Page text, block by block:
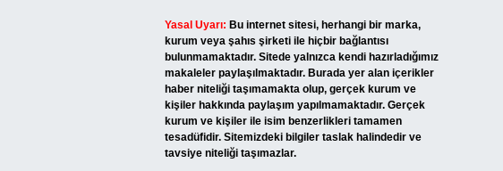
Yasal Uyarı: Bu internet sitesi, herhangi bir marka,
kurum veya şahıs şirketi ile hiçbir bağlantısı
bulunmamaktadır. Sitede yalnızca kendi hazırladığımız
makaleler paylaşılmaktadır. Burada yer alan içerikler
haber niteliği taşımamakta olup, gerçek kurum ve
kişiler hakkında paylaşım yapılmamaktadır. Gerçek
kurum ve kişiler ile isim benzerlikleri tamamen
tesadüfidir. Sitemizdeki bilgiler taslak halindedir ve
tavsiye niteliği taşımazlar.